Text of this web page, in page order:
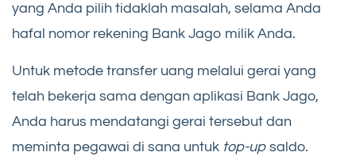
yang Anda pilih tidaklah masalah, selama Anda
hafal nomor rekening Bank Jago milik Anda.
Untuk metode transfer uang melalui gerai yang
telah bekerja sama dengan aplikasi Bank Jago,
Anda harus mendatangi gerai tersebut dan
meminta pegawai di sana untuk top-up saldo.